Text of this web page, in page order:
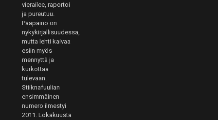
vierailee, raportoi
ja pureutuu.
Pääpaino on
nykykirjallisuudessa,
mutta lehti kaivaa
esiin myös
mennyttä ja
kurkottaa
tulevaan.
Stiiknafuulian
ensimmäinen
numero ilmestyi
2011. Lokakuusta